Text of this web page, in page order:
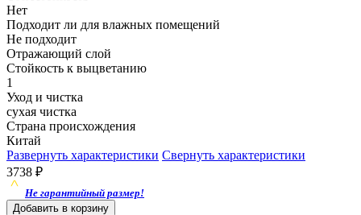
Нет
Подходит ли для влажных помещений
Не подходит
Отражающий слой
Стойкость к выцветанию
1
Уход и чистка
сухая чистка
Страна происхождения
Китай
Развернуть характеристики Свернуть характеристики
3738 ₽
Не гарантийный размер!
Добавить в корзину